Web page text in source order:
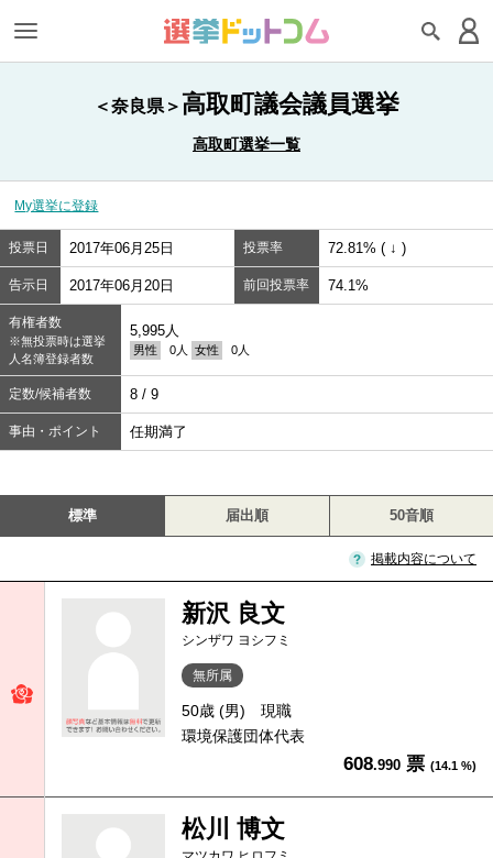
＜奈良県＞ 高取町議会議員選挙
高取町選挙一覧
My選挙に登録
投票日 2017年06月25日 投票率 72.81% ( ↓ )
告示日 2017年06月20日 前回投票率 74.1%
有権者数
※無投票時は選挙
人名簿登録者数
5,995人
男性 0人 女性 0人
定数/候補者数 8 / 9
事由・ポイント 任期満了
標準 届出順 50音順
掲載内容について
新沢 良文
シンザワ ヨシフミ
無所属
50歳 (男)
現職
環境保護団体代表
608.990 票 (14.1 %)
松川 博文